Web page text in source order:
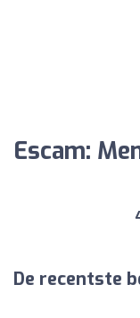
Escam:
De recentste